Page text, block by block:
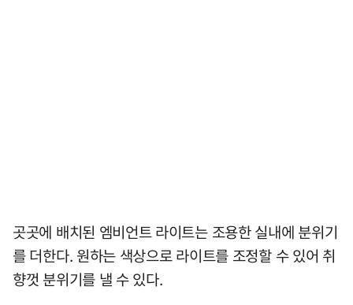
곳곳에 배치된 엠비언트 라이트는 조용한 실내에 분위기
를 더한다. 원하는 색상으로 라이트를 조정할 수 있어 취
향껏 분위기를 낼 수 있다.